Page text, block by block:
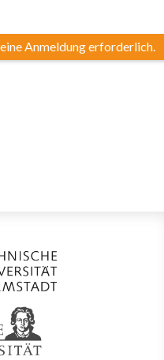
Anmeldung erforderlich.